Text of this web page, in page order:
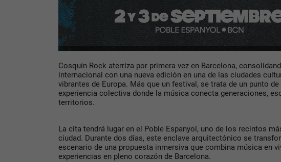
Cosquín Rock aterriza por primera vez en Barcelona,
internacional con una nueva edición en una de las ciudades
vibrantes de Europa. Más que un festival, se trata de un punto
experiencia colectiva donde la música conecta generaciones,
territorios.
La cita tendrá lugar en el Poble Espanyol, uno de los recintos
ciudad. Durante dos días, este enclave arquitectónico se
escenario de una propuesta inmersiva que combina música en
experiencias en pleno corazón de Barcelona.